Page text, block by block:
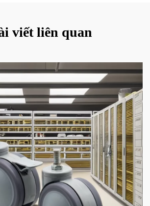
viết liên quan